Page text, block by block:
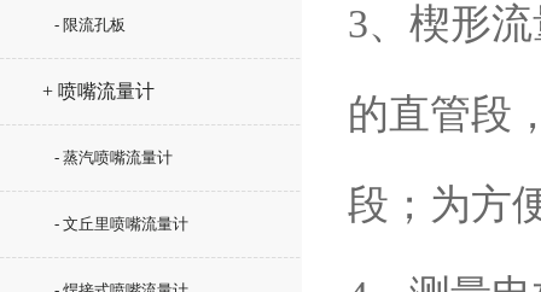
- 限流孔板
+ 喷嘴流量计
- 蒸汽喷嘴流量计
- 文丘里喷嘴流量计
3、楔形
的直管段
段；为方